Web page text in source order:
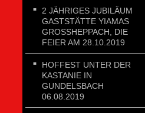
2 JÄHRIGES JUBILÄUM
GASTSTÄTTE YIAMAS
GROSSHEPPACH, DIE F
EIER AM 28.10.2019
HOFFEST UNTER DER
KASTANIE IN
GUNDELSBACH
06.08.2019